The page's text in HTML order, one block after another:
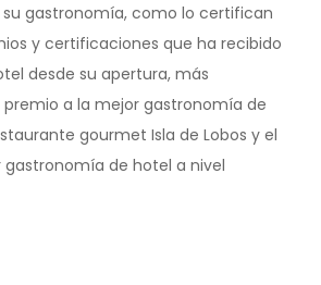
su gastronomía, como lo certifican
y certificaciones que ha recibido
desde su apertura, más
a la mejor gastronomía de
gourmet Isla de Lobos y el
de hotel a nivel